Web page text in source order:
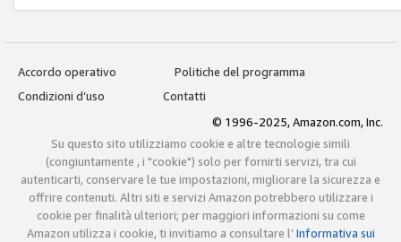
Accordo operativo
Politiche del programma
Condizioni d’uso
Contatti
© 1996-2025, Amazon.com, Inc.
Su questo sito utilizziamo cookie e altre tecnologie simili
(congiuntamente , i "cookie") solo per fornirti servizi, tra cui
autenticarti, conservare le tue impostazioni, migliorare la sicurezza e
offrire contenuti. Altri siti e servizi Amazon potrebbero utilizzare i
cookie per finalità ulteriori; per maggiori informazioni su come
Amazon utilizza i cookie, ti invitiamo a consultare l’Informativa sui